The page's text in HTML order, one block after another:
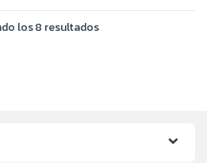
los 8 resultados